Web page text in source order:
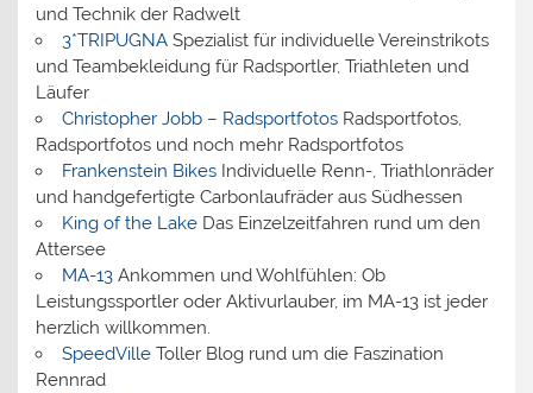
und Technik der Radwelt
3*TRIPUGNASpezialist für individuelle Vereinstrikots
und Teambekleidung für Radsportler, Triathleten und
Läufer
Christopher Jobb – RadsportfotosRadsportfotos,
Radsportfotos und noch mehr Radsportfotos
Frankenstein BikesIndividuelle Renn-, Triathlonräder
und handgefertigte Carbonlaufräder aus Südhessen
King of the LakeDas Einzelzeitfahren rund um den
Attersee
MA-13Ankommen und Wohlfühlen: Ob
Leistungssportler oder Aktivurlauber, im MA-13 ist jeder
herzlich willkommen.
SpeedVilleToller Blog rund um die Faszination
Rennrad